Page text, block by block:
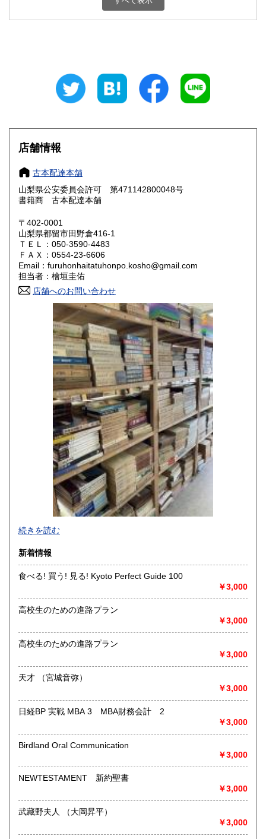
800円 三重県
大阪府
奈良県
鳥取県 800円 島根県
岡山県
山口県 800円
香川県 800円 愛媛県
高知県 800円
800円 長崎県
800円 大分県
800円 鹿児島県
1,500円
店舗情報
古本配達本舗
山梨県公安委員会許可 第471142800048号
書籍商 古本配達本舗
〒402-0001
山梨県都留市田野倉416-1
ＴＥＬ：050-3590-4483
ＦＡＸ：0554-23-6606
Email：furuhonhaitatuhonpo.kosho@gmail.com
担当者：檜垣圭佑
店舗へのお問い合わせ
-
沿線名：-
最寄駅：-
営業時間：-
定休日：-
書籍の買取について
取り扱い分野
総記、哲学宗教、歴史、社会科学、自然科学、美術工芸、国
語国文、外国文学、古典籍、近代文献、趣味、外国書、サブ
カルチャー、古書一般（その他）
続きを読む
新着情報
食べる! 買う! 見る! Kyoto Perfect Guide 100
￥3,000
高校生のための進路プラン
￥3,000
高校生のための進路プラン
￥3,000
天才 （宮城音弥）
￥3,000
日経BP 実戦 MBA 3 MBA財務会計 2
￥3,000
Birdland Oral Communication
￥3,000
NEWTESTAMENT 新約聖書
￥3,000
武藏野夫人 （大岡昇平）
￥3,000